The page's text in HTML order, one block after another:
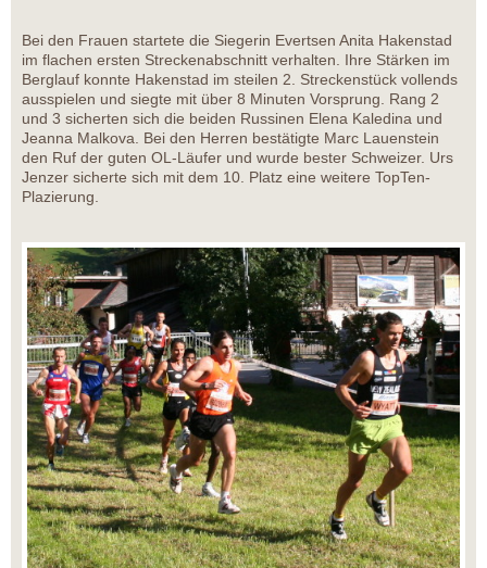
Bei den Frauen startete die Siegerin Evertsen Anita Hakenstad
im flachen ersten Streckenabschnitt verhalten. Ihre Stärken im
Berglauf konnte Hakenstad im steilen 2. Streckenstück vollends
ausspielen und siegte mit über 8 Minuten Vorsprung. Rang 2
und 3 sicherten sich die beiden Russinen Elena Kaledina und
Jeanna Malkova. Bei den Herren bestätigte Marc Lauenstein
den Ruf der guten OL-Läufer und wurde bester Schweizer. Urs
Jenzer sicherte sich mit dem 10. Platz eine weitere TopTen-
Plazierung.